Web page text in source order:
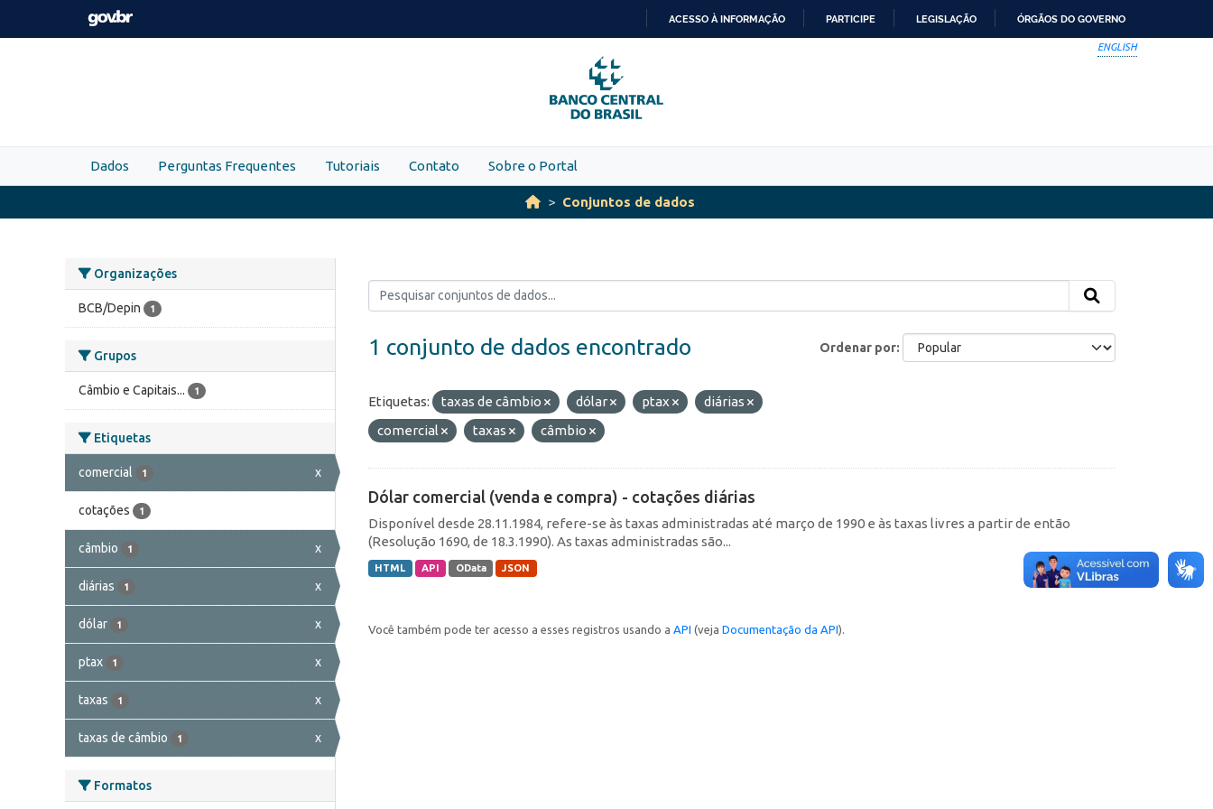
Skip to main content
PARA
O
CONTEÚDO
ACESSO À INFORMAÇÃO PARTICIPE LEGISLAÇÃO ÓRGÃOS DO GOVERNO
ENGLISH
Dados Perguntas Frequentes Tutoriais Contato Sobre o Portal
Conjuntos de dados
Organizações
BCB/Depin 1
Grupos
Câmbio e Capitais... 1
Etiquetas
comercial 1 x
cotações 1
câmbio 1 x
diárias 1 x
dólar 1 x
ptax 1 x
taxas 1 x
taxas de câmbio 1 x
Formatos
Ordenar por
1 conjunto de dados encontrado
Etiquetas: taxas de câmbio dólar ptax
diárias
comercial
taxas câmbio
Dólar comercial (venda e compra) - cotações diárias
Disponível desde 28.11.1984, refere-se às taxas administradas até março de 1990 e às taxas livres a partir de então
(Resolução 1690, de 18.3.1990). As taxas administradas são...
HTML API OData JSON
Você também pode ter acesso a esses registros usando a API (veja Documentação da API).